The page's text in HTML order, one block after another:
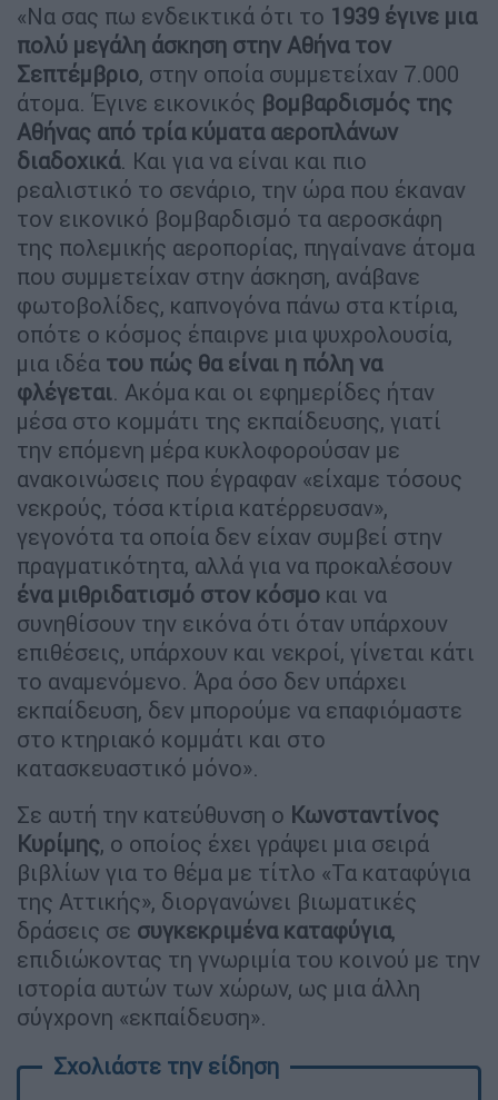
«Να σας πω ενδεικτικά ότι το 1939 έγινε μια
πολύ μεγάλη άσκηση στην Αθήνα τον
Σεπτέμβριο, στην οποία συμμετείχαν 7.000
άτομα. Έγινε εικονικός βομβαρδισμός της
Αθήνας από τρία κύματα αεροπλάνων
διαδοχικά. Και για να είναι και πιο
ρεαλιστικό το σενάριο, την ώρα που έκαναν
τον εικονικό βομβαρδισμό τα αεροσκάφη
της πολεμικής αεροπορίας, πηγαίνανε άτομα
που συμμετείχαν στην άσκηση, ανάβανε
φωτοβολίδες, καπνογόνα πάνω στα κτίρια,
οπότε ο κόσμος έπαιρνε μια ψυχρολουσία,
μια ιδέα του πώς θα είναι η πόλη να
φλέγεται. Ακόμα και οι εφημερίδες ήταν
μέσα στο κομμάτι της εκπαίδευσης, γιατί
την επόμενη μέρα κυκλοφορούσαν με
ανακοινώσεις που έγραφαν «είχαμε τόσους
νεκρούς, τόσα κτίρια κατέρρευσαν»,
γεγονότα τα οποία δεν είχαν συμβεί στην
πραγματικότητα, αλλά για να προκαλέσουν
ένα μιθριδατισμό στον κόσμο και να
συνηθίσουν την εικόνα ότι όταν υπάρχουν
επιθέσεις, υπάρχουν και νεκροί, γίνεται κάτι
το αναμενόμενο. Άρα όσο δεν υπάρχει
εκπαίδευση, δεν μπορούμε να επαφιόμαστε
στο κτηριακό κομμάτι και στο
κατασκευαστικό μόνο».
Σε αυτή την κατεύθυνση ο Κωνσταντίνος
Κυρίμης, ο οποίος έχει γράψει μια σειρά
βιβλίων για το θέμα με τίτλο «Τα καταφύγια
της Αττικής», διοργανώνει βιωματικές
δράσεις σε συγκεκριμένα καταφύγια,
επιδιώκοντας τη γνωριμία του κοινού με την
ιστορία αυτών των χώρων, ως μια άλλη
σύγχρονη «εκπαίδευση».